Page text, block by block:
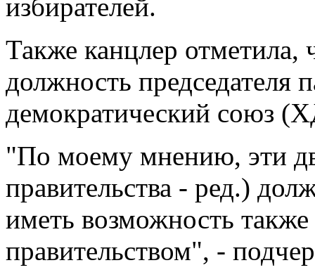
избирателей.
Также канцлер отметила,
должность председателя
демократический союз
"По моему мнению, эти
правительства - ред.)
иметь возможность
правительством", -